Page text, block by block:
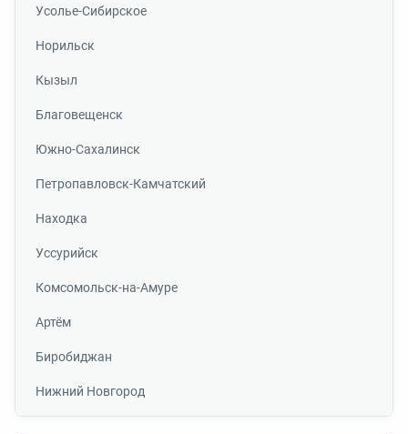
Усолье-Сибирское
Норильск
Кызыл
Благовещенск
Южно-Сахалинск
Петропавловск-Камчатский
Находка
Уссурийск
Комсомольск-на-Амуре
Артём
Биробиджан
Нижний Новгород